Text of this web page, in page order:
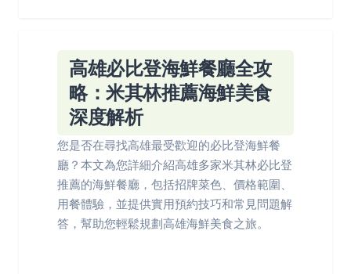
高雄必比登海鮮餐廳全攻
略：米其林推薦海鮮美食
深度解析
您是否在尋找高雄最受歡迎的必比登海鮮餐
廳？本文為您詳細介紹高雄多家米其林必比登
推薦的海鮮餐廳，包括招牌菜色、價格範圍、
用餐體驗，並提供實用預約技巧和常見問題解
答，幫助您輕鬆規劃高雄海鮮美食之旅。